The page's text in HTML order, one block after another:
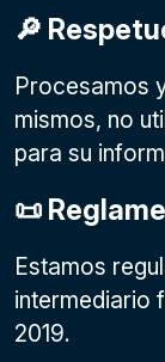
🔎
Procesamos
mismos, no
para su
📜
Estamos
intermediario
2019.